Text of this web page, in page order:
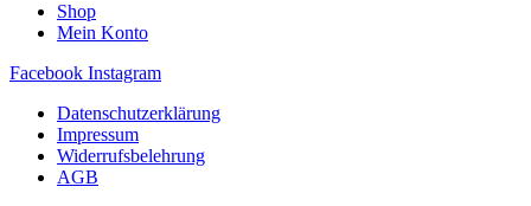
Shop
Mein Konto
Facebook Instagram
Datenschutzerklärung
Impressum
Widerrufsbelehrung
AGB